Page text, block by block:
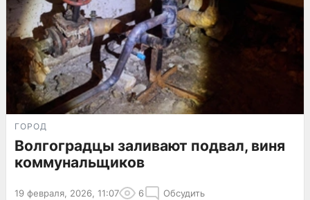
ГОРОД
Волгоградцы заливают подвал, виня
коммунальщиков
19 февраля, 2026, 11:07 6 Обсудить